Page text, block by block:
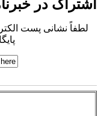
در
لطفاً نشانی پست